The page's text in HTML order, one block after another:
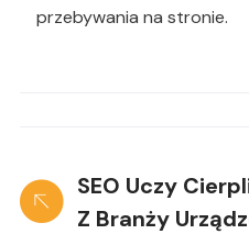
przebywania na stronie.
SEO Uczy
Z Branży